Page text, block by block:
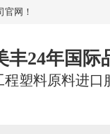
网！
丰24年国际
程塑料原料进口